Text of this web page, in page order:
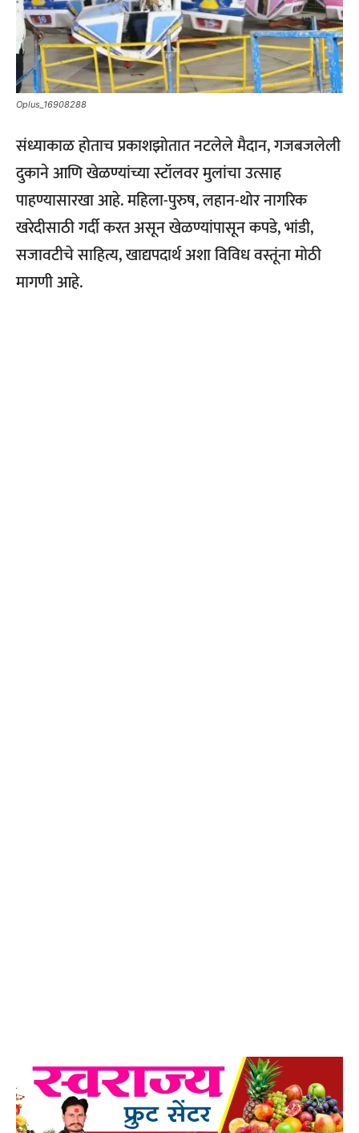
Oplus_16908288
संध्याकाळ होताच प्रकाशझोतात नटलेले मैदान, गजबजलेली
दुकाने आणि खेळण्यांच्या स्टॉलवर मुलांचा उत्साह
पाहण्यासारखा आहे. महिला-पुरुष, लहान-थोर नागरिक
खरेदीसाठी गर्दी करत असून खेळण्यांपासून कपडे, भांडी,
सजावटीचे साहित्य, खाद्यपदार्थ अशा विविध वस्तूंना मोठी
मागणी आहे.